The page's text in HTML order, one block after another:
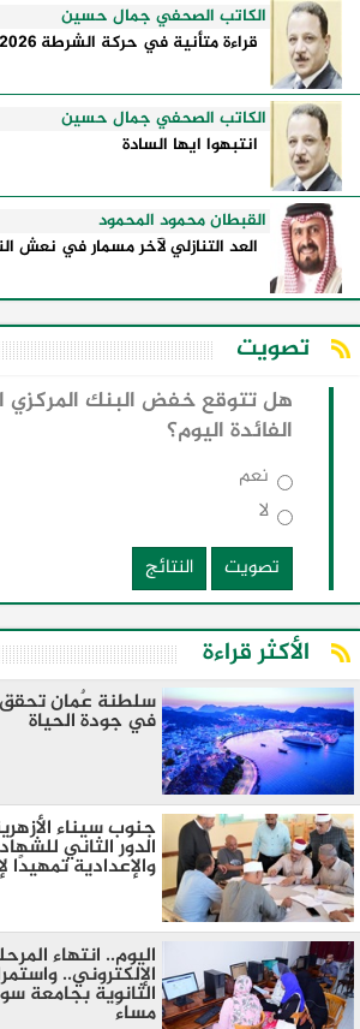
الكاتب الصحفي جمال حسين
قراءة متأنية في حركة الشرطة 2026
الكاتب الصحفي جمال حسين
انتبهوا ايها السادة
القبطان محمود المحمود
العد التنازلي لآخر مسمار في نعش
تصويت
هل تتوقع خفض البنك المركزي
الفائدة اليوم؟
نعم
لا
تصويت
النتائج
الأكثر قراءة
سلطنة عٌمان تحقق
في جودة الحياة
جنوب سيناء
الدور الثاني
والإعدادية تمهيدًا
اليوم.. انتهاء
الإلكتروني..
الثانوية بجامعة
مساءً